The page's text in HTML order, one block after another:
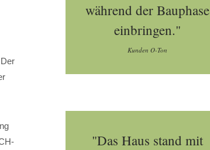
während der Bauphase
einbringen."
Kunden O-Ton
"Das Haus stand mit